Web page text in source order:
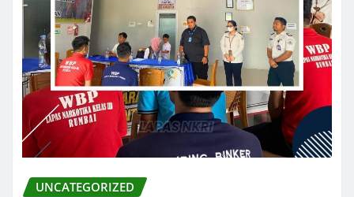
UNCATEGORIZED